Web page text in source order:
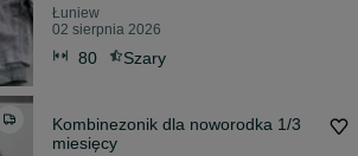
Łuniew
02 sierpnia 2026
80 Szary
Kombinezonik dla noworodka 1/3
miesięcy